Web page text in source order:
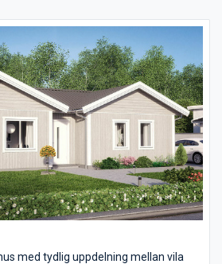
De tre sovrummen tillsammans
och har gott om ljusinsläpp.
med tydlig uppdelning mellan vila